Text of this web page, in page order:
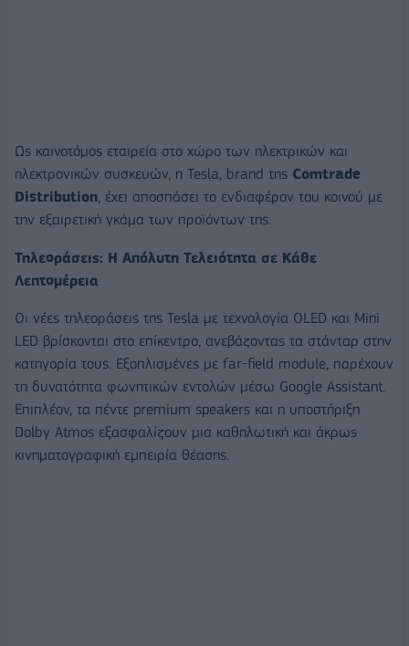
Ως καινοτόμος εταιρεία στο χώρο των ηλεκτρικών και
ηλεκτρονικών συσκευών, η Tesla, brand της Comtrade
Distribution , έχει αποσπάσει το ενδιαφέρον του κοινού με
την εξαιρετική γκάμα των προϊόντων της.
Τηλεοράσεις: Η Απόλυτη Τελειότητα σε Κάθε
Λεπτομέρεια
Οι νέες τηλεοράσεις της Tesla με τεχνολογία OLED και Mini
LED βρίσκονται στο επίκεντρο, ανεβάζοντας τα στάνταρ στην
κατηγορία τους. Εξοπλισμένες με far-field module, παρέχουν
τη δυνατότητα φωνητικών εντολών μέσω Google Assistant.
Επιπλέον, τα πέντε premium speakers και η υποστήριξη
Dolby Atmos εξασφαλίζουν μια καθηλωτική και άκρως
κινηματογραφική εμπειρία θέασης.